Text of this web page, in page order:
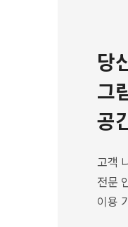
당
그
공
고객
전문
이용